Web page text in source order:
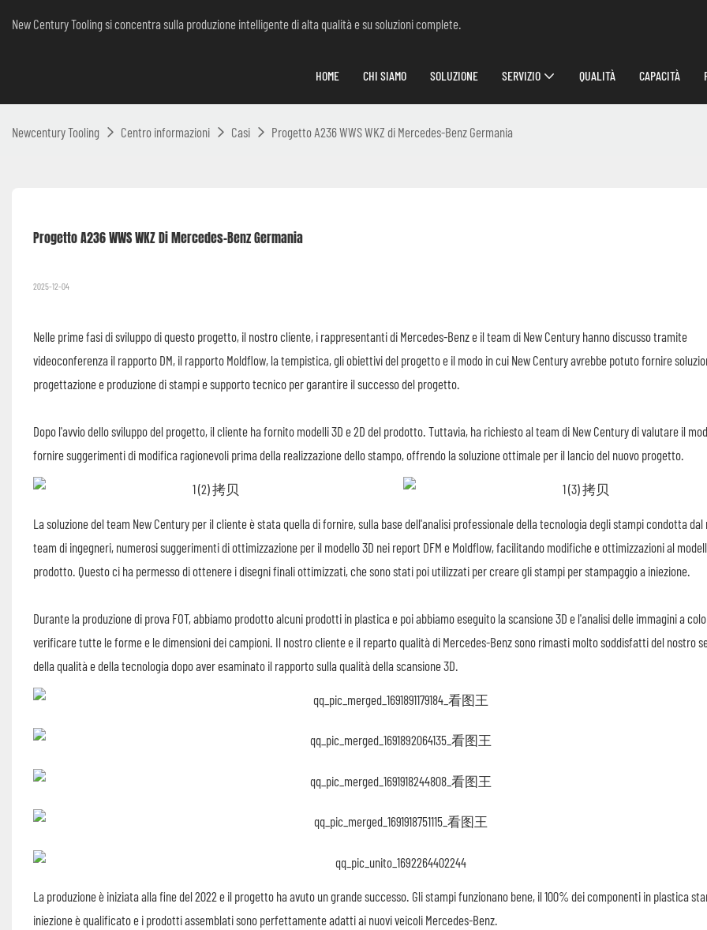
New Century Tooling si concentra sulla produzione intelligente di alta qualità e su soluzioni complete.
HOME CHI SIAMO SOLUZIONE SERVIZIO QUALITÀ CAPACITÀ
Newcentury Tooling Centro informazioni Casi Progetto A236 WWS WKZ di Mercedes-Benz Germania
Progetto A236 WWS WKZ Di Mercedes-Benz Germania
2025-12-04
Nelle prime fasi di sviluppo di questo progetto, il nostro cliente, i rappresentanti di Mercedes-Benz e il team di New Century hanno discusso tramite
videoconferenza il rapporto DM, il rapporto Moldflow, la tempistica, gli obiettivi del progetto e il modo in cui New Century avrebbe potuto fornire
progettazione e produzione di stampi e supporto tecnico per garantire il successo del progetto.
Dopo l'avvio dello sviluppo del progetto, il cliente ha fornito modelli 3D e 2D del prodotto. Tuttavia, ha richiesto al team di New Century di valutare il
fornire suggerimenti di modifica ragionevoli prima della realizzazione dello stampo, offrendo la soluzione ottimale per il lancio del nuovo progetto.
La soluzione del team New Century per il cliente è stata quella di fornire, sulla base dell'analisi professionale della tecnologia degli stampi condotta dal
team di ingegneri, numerosi suggerimenti di ottimizzazione per il modello 3D nei report DFM e Moldflow, facilitando modifiche e ottimizzazioni al
prodotto. Questo ci ha permesso di ottenere i disegni finali ottimizzati, che sono stati poi utilizzati per creare gli stampi per stampaggio a iniezione.
Durante la produzione di prova FOT, abbiamo prodotto alcuni prodotti in plastica e poi abbiamo eseguito la scansione 3D e l'analisi delle immagini a
verificare tutte le forme e le dimensioni dei campioni. Il nostro cliente e il reparto qualità di Mercedes-Benz sono rimasti molto soddisfatti del nostro
della qualità e della tecnologia dopo aver esaminato il rapporto sulla qualità della scansione 3D.
La produzione è iniziata alla fine del 2022 e il progetto ha avuto un grande successo. Gli stampi funzionano bene, il 100% dei componenti in plastica
iniezione è qualificato e i prodotti assemblati sono perfettamente adatti ai nuovi veicoli Mercedes-Benz.